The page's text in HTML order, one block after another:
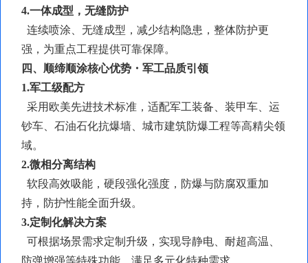
4.一体成型，无缝防护
连续喷涂、无缝成型，减少结构隐患，整体防护更
强，为重点工程提供可靠保障。
四、顺缔顺涂核心优势・军工品质引领
1.军工级配方
采用欧美先进技术标准，适配军工装备、装甲车、运
钞车、石油石化抗爆墙、城市建筑防爆工程等高精尖领
域。
2.微相分离结构
软段高效吸能，硬段强化强度，防爆与防腐双重加
持，防护性能全面升级。
3.定制化解决方案
可根据场景需求定制升级，实现导静电、耐超高温、